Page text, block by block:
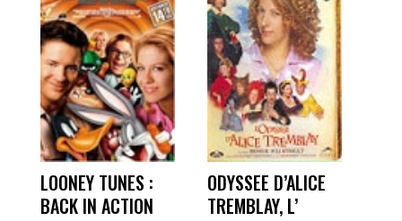
LOONEY TUNES :
BACK IN ACTION
ODYSSEE D’ALICE
TREMBLAY, L’